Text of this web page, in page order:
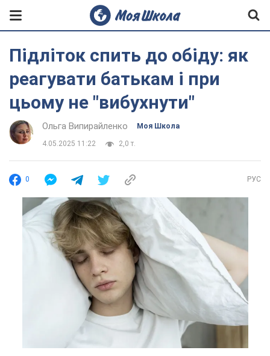
Підліток спить до обіду: як
реагувати батькам і при
цьому не "вибухнути"
Ольга Випирайленко Моя Школа
4.05.2025 11:22 2,0 т.
0 РУС